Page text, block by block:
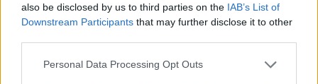
also be disclosed by us to third parties on the IAB’s List of
Downstream Participants that may further disclose it to other
Please note that this website/app uses one or more Google
Personal Data Processing Opt Outs
Η Chery επενδύει 75 εκατ. δολάρια στην KG Mobility